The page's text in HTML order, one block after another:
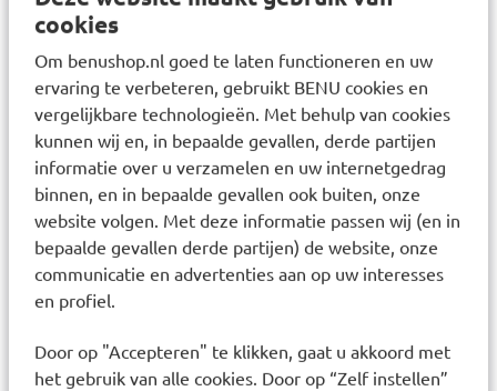
cookies
Om benushop.nl goed te laten functioneren en uw
ervaring te verbeteren, gebruikt BENU cookies en
vergelijkbare technologieën. Met behulp van cookies
kunnen wij en, in bepaalde gevallen, derde partijen
informatie over u verzamelen en uw internetgedrag
binnen, en in bepaalde gevallen ook buiten, onze
website volgen. Met deze informatie passen wij (en in
bepaalde gevallen derde partijen) de website, onze
communicatie en advertenties aan op uw interesses
en profiel.
Door op "Accepteren" te klikken, gaat u akkoord met
het gebruik van alle cookies. Door op “Zelf instellen”
AQUA). C12-15 ALKYL BENZOATE.
DIETHYLAMINO HYDROXYBENZOYL HEXYL
BENZOATE. ETHYLHEXYL TRIAZONE. GLYCERIN.
ORYZA SATIVA (RICE) STARCH (ORYZA SATIVA
STARCH). PHENYLENE BIS-DIPHENYLTRIAZINE.
WATER (AQUA). BIS-ETHYLHEXYLOXYPHENOL
METHOXYPHENYL TRIAZINE. GLYCERYL
STEARATE. POTASSIUM CETYL PHOSPHATE.
STEARYL ALCOHOL. VP/EICOSENE COPOLYMER.
BENZOIC ACID. CAPRYLIC/CAPRIC TRIGLYCERIDE.
CAPRYLYL GLYCOL. GLYCERYL BEHENATE.
GLYCERYL DIBEHENATE. PPG-1-PEG-9 LAURYL